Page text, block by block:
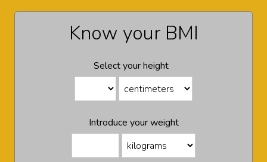
Know your BMI
Select your height
Introduce your weight